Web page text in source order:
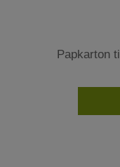
Papkarton